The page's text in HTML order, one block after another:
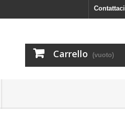
Contattaci
Carrello (vuoto)